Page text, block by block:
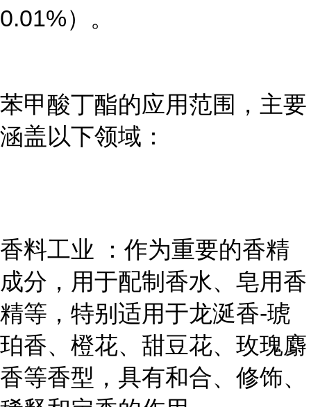
0.01%）。
苯甲酸丁酯的应用范围，主要
涵盖以下领域：
香料工业 ：作为重要的香精
成分，用于配制香水、皂用香
精等，特别适用于龙涎香-琥
珀香、橙花、甜豆花、玫瑰麝
香等香型，具有和合、修饰、